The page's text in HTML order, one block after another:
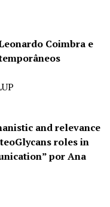
Coimbra e
and relevance
roles in
por Ana